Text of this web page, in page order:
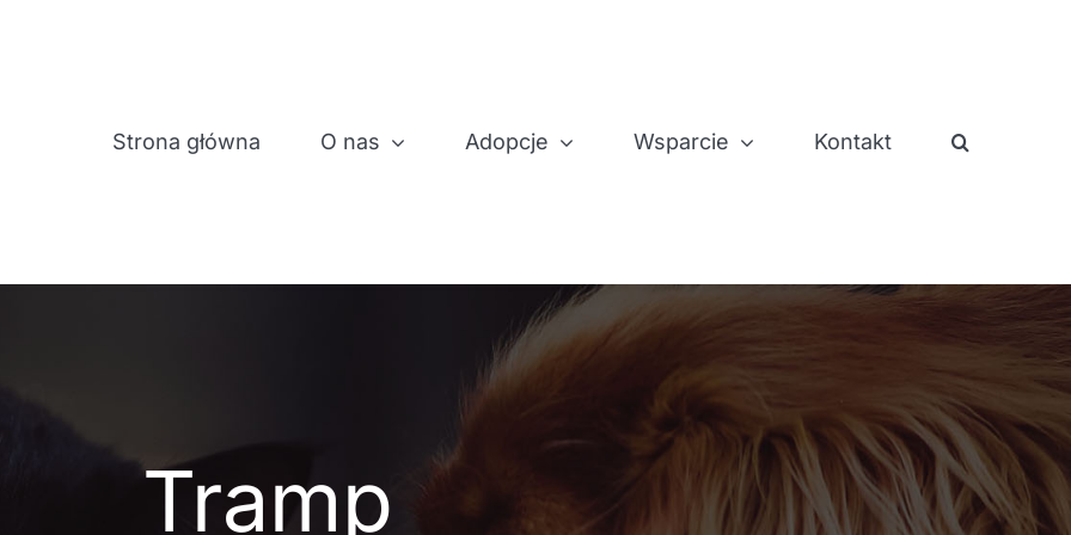
Strona główna O nas Adopcje Wsparcie Kontakt
Tramp